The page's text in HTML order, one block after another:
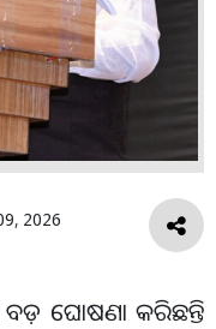
2026
ବଡ଼ ଘୋଷଣା କରିଛନ୍ତି